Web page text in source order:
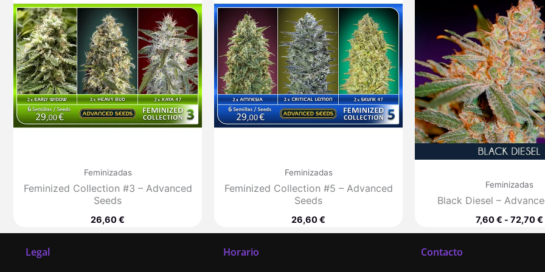
Feminizadas
Feminized Collection #3 – Advanced
Seeds
26,60€
Feminizadas
Feminized Collection #5 – Advanced
Seeds
26,60€
Feminizadas
Black Diesel –
7,60€ - 72,70€
Legal Horario Contacto